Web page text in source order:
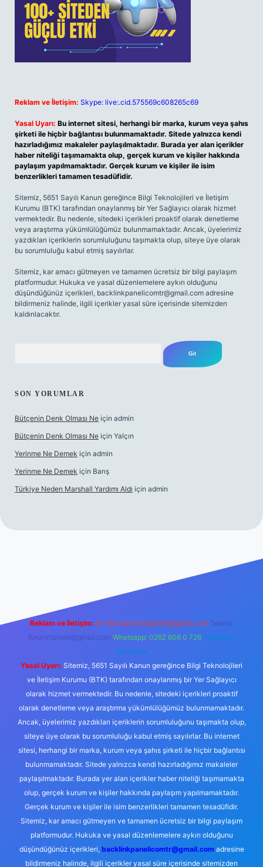
Reklam ve İletişim: Skype: live:.cid.575569c608265c69
Yasal Uyarı: Bu internet sitesi, herhangi bir marka, kurum veya şahıs
şirketi ile hiçbir bağlantısı bulunmamaktadır. Sitede yalnızca kendi
hazırladığımız makaleler paylaşılmaktadır. Burada yer alan içerikler
haber niteliği taşımamakta olup, gerçek kurum ve kişiler hakkında
paylaşım yapılmamaktadır. Gerçek kurum ve kişiler ile isim
benzerlikleri tamamen tesadüfidir.
Sitemiz, 5651 Sayılı Kanun gereğince Bilgi Teknolojileri ve İletişim
Kurumu (BTK) tarafından onaylanmış bir Yer Sağlayıcı olarak hizmet
vermektedir. Bu nedenle, sitedeki içerikleri proaktif olarak denetleme
veya araştırma yükümlülüğümüz bulunmamaktadır. Ancak, üyelerimiz
yazdıkları içeriklerin sorumluluğunu taşımakta olup, siteye üye olarak
bu sorumluluğu kabul etmiş sayılırlar.
Sitemiz, kar amacı gütmeyen ve tamamen ücretsiz bir bilgi paylaşım
platformudur. Hukuka ve yasal düzenlemelere aykırı olduğunu
düşündüğünüz içerikleri, backlinkpanelicomtr@gmail.com adresine
bildirmeniz halinde, ilgili içerikler yasal süre içerisinde sitemizden
kaldırılacaktır.
SON YORUMLAR
Bütçenin Denk Olması Ne için admin
Bütçenin Denk Olması Ne için Yalçın
Yerinme Ne Demek için admin
Yerinme Ne Demek için Barış
Türkiye Neden Marshall Yardımı Aldı için admin
Reklam ve İletişim: E-mail: backlinkpaneli@gmail.com Teams:
forumhizmeti@gmail.com Whatsapp: 0262 606 0 726 Telegram:
@karabul
Yasal Uyarı: Sitemiz, 5651 Sayılı Kanun gereğince Bilgi Teknolojileri
ve İletişim Kurumu (BTK) tarafından onaylanmış bir Yer Sağlayıcı
olarak hizmet vermektedir. Bu nedenle, sitedeki içerikleri proaktif
olarak denetleme veya araştırma yükümlülüğümüz bulunmamaktadır.
Ancak, üyelerimiz yazdıkları içeriklerin sorumluluğunu taşımakta olup,
siteye üye olarak bu sorumluluğu kabul etmiş sayılırlar. Bu internet
sitesi, herhangi bir marka, kurum veya şahıs şirketi ile hiçbir bağlantısı
bulunmamaktadır. Sitede yalnızca kendi hazırladığımız makaleler
paylaşılmaktadır. Burada yer alan içerikler haber niteliği taşımamakta
olup, gerçek kurum ve kişiler hakkında paylaşım yapılmamaktadır.
Gerçek kurum ve kişiler ile isim benzerlikleri tamamen tesadüfidir.
Sitemiz, kar amacı gütmeyen ve tamamen ücretsiz bir bilgi paylaşım
platformudur. Hukuka ve yasal düzenlemelere aykırı olduğunu
düşündüğünüz içerikleri, backlinkpanelicomtr@gmail.comadresine
bildirmeniz halinde, ilgili içerikler yasal süre içerisinde sitemizden